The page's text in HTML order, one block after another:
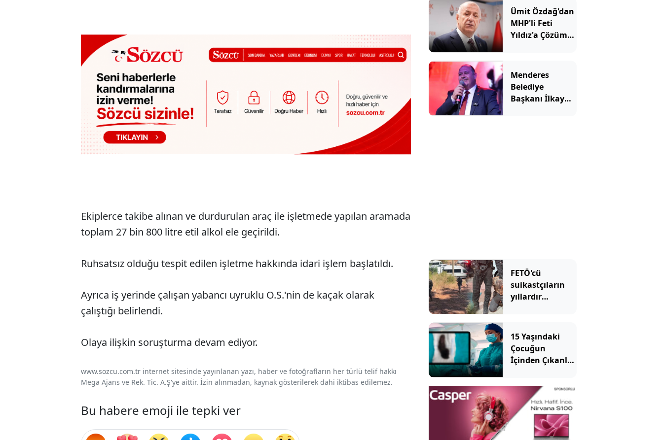
Ekiplerce takibe alınan ve durdurulan araç ile işletmede yapılan aramada
toplam 27 bin 800 litre etil alkol ele geçirildi.
Ruhsatsız olduğu tespit edilen işletme hakkında idari işlem başlatıldı.
Ayrıca iş yerinde çalışan yabancı uyruklu O.S.'nin de kaçak olarak
çalıştığı belirlendi.
Olaya ilişkin soruşturma devam ediyor.
www.sozcu.com.tr internet sitesinde yayınlanan yazı, haber ve fotoğrafların her türlü telif hakkı
Mega Ajans ve Rek. Tic. A.Ş'ye aittir. İzin alınmadan, kaynak gösterilerek dahi iktibas edilemez.
Bu habere emoji ile tepki ver
Ümit Özdağ'dan
MHP'li Feti
Yıldız'a Çözüm
Menderes
Belediye
Başkanı İlkay
FETÖ'cü
suikastçıların
yıllardır
15 Yaşındaki
Çocuğun
İçinden Çıkanlar
Şoke Etti